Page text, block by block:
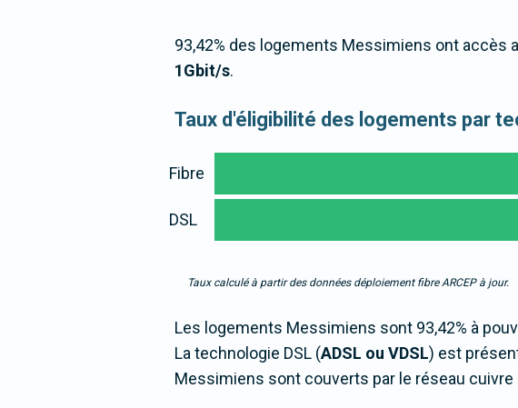
93,42% des logements Messimiens ont accès
1Gbit/s.
Taux d'éligibilité des logements par
Fibre
DSL
Taux calculé à partir des données déploiement fibre ARCEP à jour.
Les logements Messimiens sont 93,42% à
La technologie DSL (ADSL ou VDSL) est
Messimiens sont couverts par le réseau cuivre